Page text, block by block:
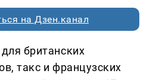
на Дзен.канал
британских
такс и французских